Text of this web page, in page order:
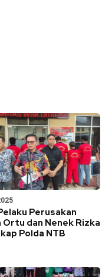
Perusakan
Ortu dan Nenek Rizka
Polda NTB